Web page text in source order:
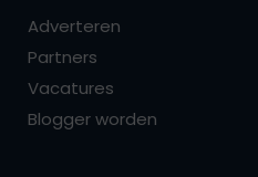
Adverteren
Partners
Vacatures
Blogger worden